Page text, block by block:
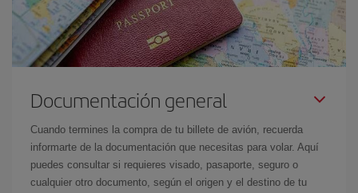
Documentación general
Cuando termines la compra de tu billete de avión, recuerda
informarte de la documentación que necesitas para volar. Aquí
puedes consultar si requieres visado, pasaporte, seguro o
cualquier otro documento, según el origen y el destino de tu